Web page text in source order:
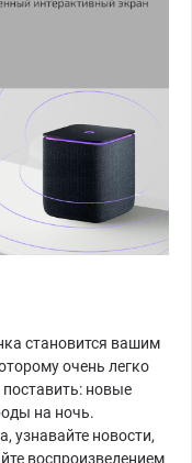
становится вашим
очень легко
новые
на ночь.
узнавайте новости,
воспроизведением